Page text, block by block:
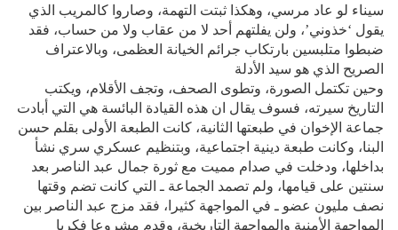
سيناء لو عاد مرسي، وهكذا ثبتت التهمة، وصاروا كالمريب الذي
يقول ‘خذوني’، ولن يفلتهم أحد لا من عقاب ولا من حساب، فقد
ضبطوا متلبسين بارتكاب جرائم الخيانة العظمى، وبالاعتراف
الصريح الذي هو سيد الأدلة
وحين تكتمل الصورة، وتطوى الصحف، وتجف الأقلام، ويكتب
التاريخ سيرته، فسوف يقال ان هذه القيادة البائسة هي التي أبادت
جماعة الإخوان في طبعتها الثانية، كانت الطبعة الأولى بقلم حسن
البنا، وكانت طبعة دينية اجتماعية، وبتنظيم عسكري سري نشأ
بداخلها، ودخلت في صدام مميت مع ثورة جمال عبد الناصر بعد
سنتين على قيامها، ولم تصمد الجماعة ـ التي كانت تضم وقتها
نصف مليون عضو ـ في المواجهة كثيرا، فقد مزج عبد الناصر بين
المواجهة الأمنية والمواجهة التاريخية، وقدم مشروعا فكريا